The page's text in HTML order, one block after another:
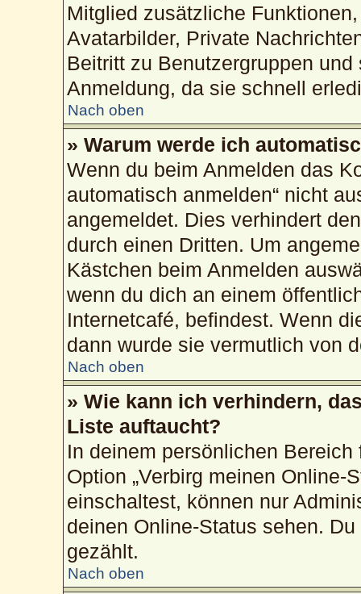
Mitglied zusätzliche
Avatarbilder, Private
Beitritt zu Benutzergruppen
Anmeldung, da sie schnell
Nach oben
» Warum werde ich
Wenn du beim Anmelden das
automatisch anmelden“ nicht
angemeldet. Dies verhindert
durch einen Dritten. Um
Kästchen beim Anmelden
wenn du dich an einem
Internetcafé, befindest. Wenn
dann wurde sie vermutlich von
Nach oben
» Wie kann ich verhindern,
Liste auftaucht?
In deinem persönlichen
Option „Verbirg meinen Online-
einschaltest, können nur
deinen Online-Status sehen.
gezählt.
Nach oben